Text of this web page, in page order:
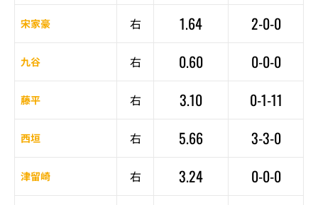
宋家豪 右 1.64 2-0-0
九谷 右 0.60 0-0-0
藤平 右 3.10 0-1-11
西垣 右 5.66 3-3-0
津留崎 右 3.24 0-0-0